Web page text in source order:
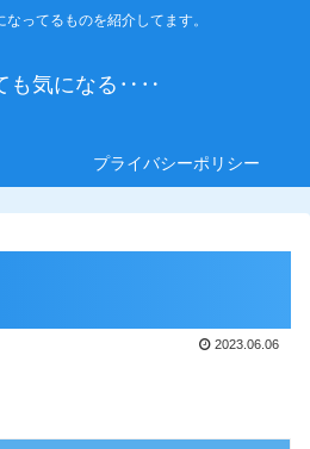
ってるものを紹介してます。
も気になる‥‥
プライバシーポリシー
2023.06.06